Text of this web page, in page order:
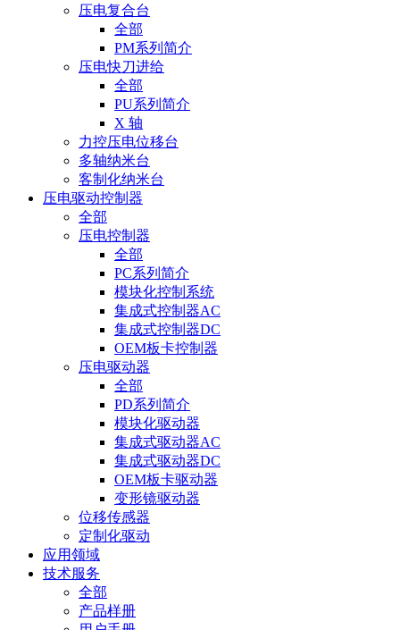
压电复合台
全部
PM系列简介
压电快刀进给
全部
PU系列简介
X 轴
力控压电位移台
多轴纳米台
客制化纳米台
压电驱动控制器
全部
压电控制器
全部
PC系列简介
模块化控制系统
集成式控制器AC
集成式控制器DC
OEM板卡控制器
压电驱动器
全部
PD系列简介
模块化驱动器
集成式驱动器AC
集成式驱动器DC
OEM板卡驱动器
变形镜驱动器
位移传感器
定制化驱动
应用领域
技术服务
全部
产品样册